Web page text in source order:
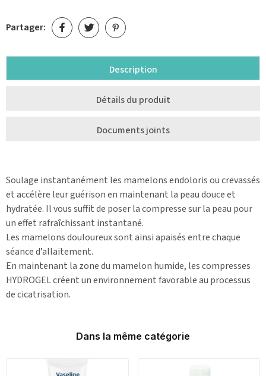
Partager:
Description
Détails du produit
Documents joints
Soulage instantanément les mamelons endoloris ou crevassés
et accélère leur guérison en maintenant la peau douce et
hydratée. Il vous suffit de poser la compresse sur la peau pour
un effet rafraîchissant instantané.
Les mamelons douloureux sont ainsi apaisés entre chaque
séance d’allaitement.
En maintenant la zone du mamelon humide, les compresses
HYDROGEL créent un environnement favorable au processus
de cicatrisation.
Dans la même catégorie